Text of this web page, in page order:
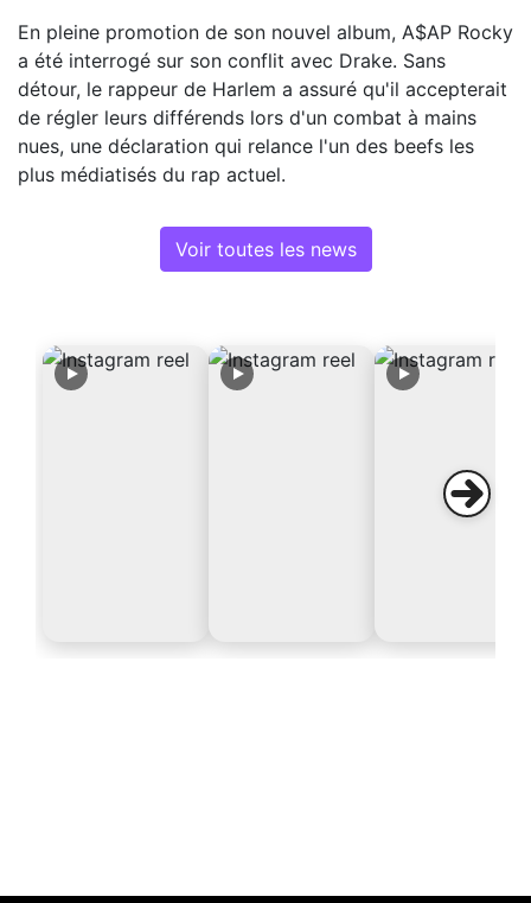
En pleine promotion de son nouvel album, A$AP Rocky
a été interrogé sur son conflit avec Drake. Sans
détour, le rappeur de Harlem a assuré qu'il accepterait
de régler leurs différends lors d'un combat à mains
nues, une déclaration qui relance l'un des beefs les
plus médiatisés du rap actuel.
Voir toutes les news